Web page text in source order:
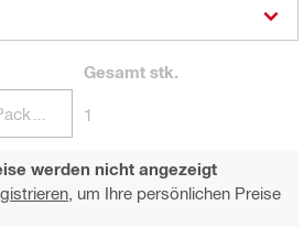
Gesamtstk.
1
werden nicht angezeigt
um Ihre persönlichen Preise